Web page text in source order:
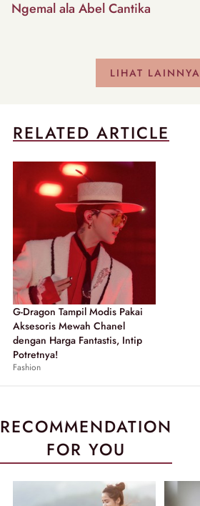
Ngemal ala Abel Cantika
LIHAT LAINNYA
RELATED ARTICLE
G-Dragon Tampil Modis Pakai
Aksesoris Mewah Chanel
dengan Harga Fantastis, Intip
Potretnya!
Fashion
RECOMMENDATION
FOR YOU